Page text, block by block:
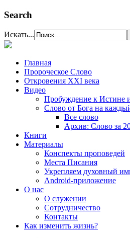
Search
Искать...
Главная
Пророческое Слово
Откровения ХХІ века
Видео
Пробуждение к Истине
Слово от Бога на
Все слово
Архив: Слово за
Книги
Материалы
Конспекты проповедей
Места Писания
Укрепляем духовный
Android-приложение
О нас
О служении
Сотрудничество
Контакты
Как изменить жизнь?